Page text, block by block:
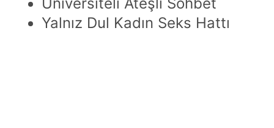
Yalnız Dul Kadın Seks Hattı